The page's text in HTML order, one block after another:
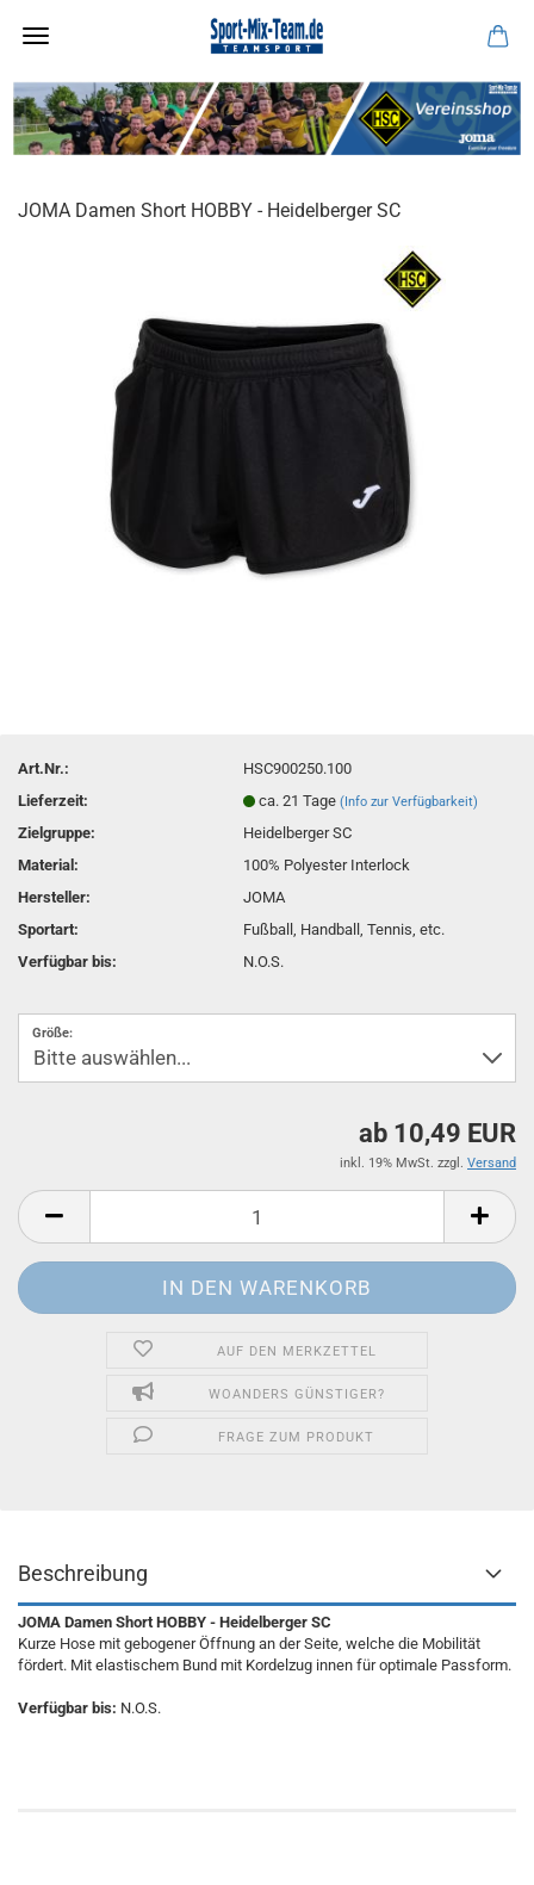
JOMA Damen Short HOBBY - Heidelberger SC
Art.Nr.:
HSC900250.100
Lieferzeit:
ca. 21 Tage(Info zur Verfügbarkeit)
Zielgruppe:
Heidelberger SC
Material:
100% Polyester Interlock
Hersteller:
JOMA
Sportart:
Fußball, Handball, Tennis, etc.
Verfügbar bis:
N.O.S.
Größe:
ab 10,49 EUR
inkl. 19% MwSt. zzgl. Versand
AUF DEN MERKZETTEL
WOANDERS GÜNSTIGER?
FRAGE ZUM PRODUKT
Beschreibung
JOMA Damen Short HOBBY - Heidelberger SC
Kurze Hose mit gebogener Öffnung an der Seite, welche die Mobilität
fördert. Mit elastischem Bund mit Kordelzug innen für optimale Passform.
Verfügbar bis: N.O.S.